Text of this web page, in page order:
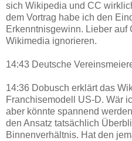
sich Wikipedia und CC
dem Vortrag habe ich den
Erkenntnisgewinn. Lieber auf
Wikimedia ignorieren.
14:43 Deutsche
14:36 Dobusch erklärt das
Franchisemodell US-D. Wär
aber könnte spannend
den Ansatz tatsächlich
Binnenverhältnis. Hat den